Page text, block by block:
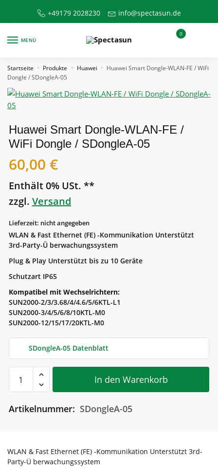
+49179 2028230 info@spectasun.de
MENÜ
0
Startseite » Produkte » Huawei »
Huawei Smart Dongle-WLAN-FE / WiFi
Dongle / SDongleA-05
Huawei Smart Dongle-WLAN-FE /
WiFi Dongle / SDongleA-05
60,00 €
Enthält 0% USt. **
zzgl. Versand
Lieferzeit: nicht angegeben
WLAN & Fast Ethernet (FE) -Kommunikation Unterstützt
3rd-Party-Ü berwachungssystem
Plug & Play Unterstützt bis zu 10 Geräte
Schutzart IP65
Kompatibel mit Wechselrichtern:
SUN2000-2/3/3.68/4/4.6/5/6KTL-L1
SUN2000-3/4/5/6/8/10KTL-M0
SUN2000-12/15/17/20KTL-M0
SDongleA-05 Datenblatt
Huawei
Smart
Dongle-
/
WiFi
In den Warenkorb
Artikelnummer: SDongleA-05
WLAN & Fast Ethernet (FE) -Kommunikation Unterstützt 3rd-
Party-Ü berwachungssystem